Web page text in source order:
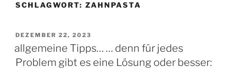
SCHLAGWORT: ZAHNPASTA
VERÖFFENTLICHT
AM
DEZEMBER 22, 2023
allgemeine Tipps… … denn für jedes
Problem gibt es eine Lösung oder besser: